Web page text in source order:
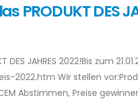
PRODUKT DES
DES JAHRES 2022!Bis zum
2022.htm Wir stellen
Abstimmen, Preise